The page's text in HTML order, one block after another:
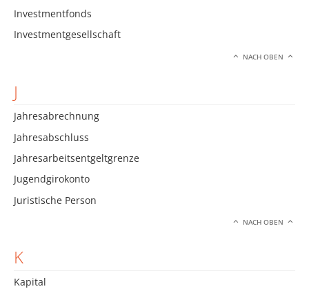
Investmentfonds
Investmentgesellschaft
NACH OBEN
J
Jahresabrechnung
Jahresabschluss
Jahresarbeitsentgeltgrenze
Jugendgirokonto
Juristische Person
NACH OBEN
K
Kapital